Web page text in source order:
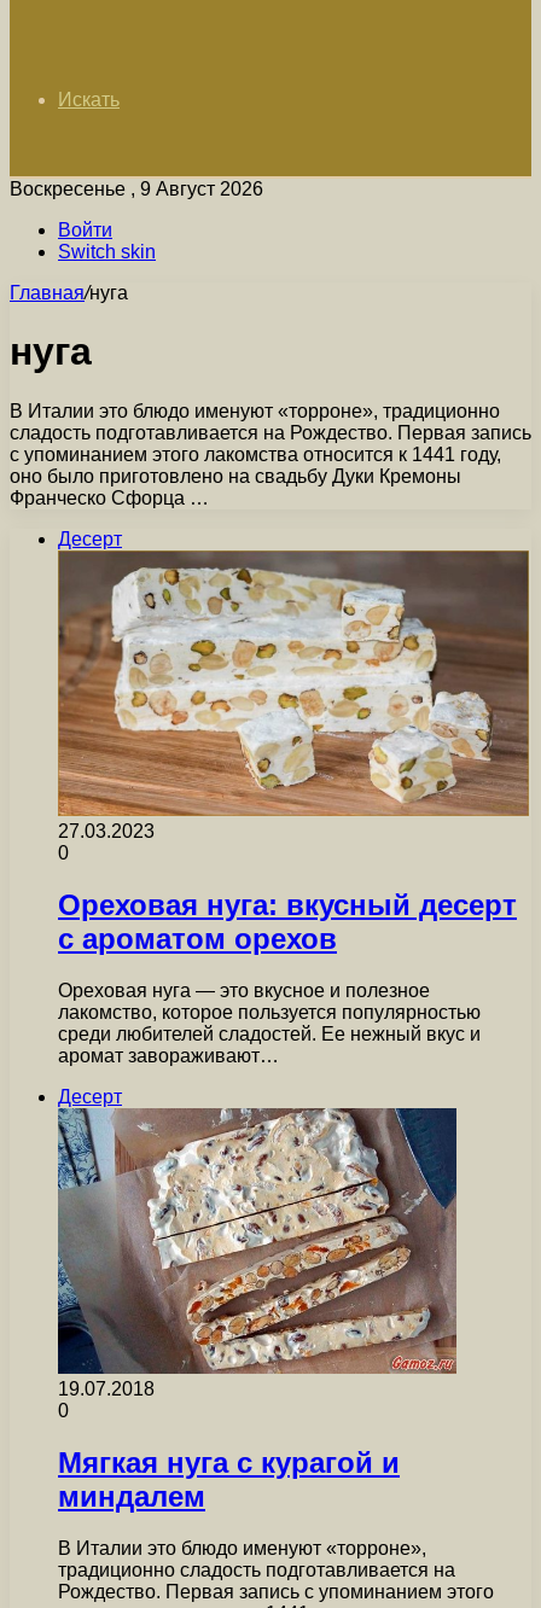
Искать
Воскресенье , 9 Август 2026
Войти
Switch skin
Главная/нуга
нуга
В Италии это блюдо именуют «торроне», традиционно
сладость подготавливается на Рождество. Первая запись
с упоминанием этого лакомства относится к 1441 году,
оно было приготовлено на свадьбу Дуки Кремоны
Франческо Сфорца …
Десерт
27.03.2023
0
Ореховая нуга: вкусный десерт
с ароматом орехов
Ореховая нуга — это вкусное и полезное
лакомство, которое пользуется популярностью
среди любителей сладостей. Ее нежный вкус и
аромат завораживают…
Десерт
19.07.2018
0
Мягкая нуга с курагой и
миндалем
В Италии это блюдо именуют «торроне»,
традиционно сладость подготавливается на
Рождество. Первая запись с упоминанием этого